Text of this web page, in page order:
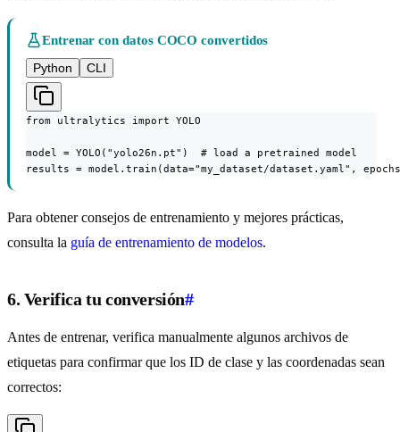
Entrenar con datos COCO convertidos
Python
CLI
from ultralytics import YOLO
model = YOLO("yolo26n.pt")  # load a pretrained model
results = model.train(data="my_dataset/dataset.yaml",
Para obtener consejos de entrenamiento y mejores prácticas,
consulta la guía de entrenamiento de modelos.
6. Verifica tu conversión#
Antes de entrenar, verifica manualmente algunos archivos de
etiquetas para confirmar que los ID de clase y las coordenadas sean
correctos: